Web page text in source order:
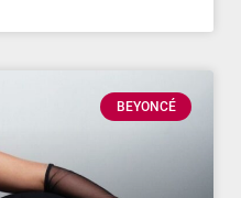
BEYONCÉ